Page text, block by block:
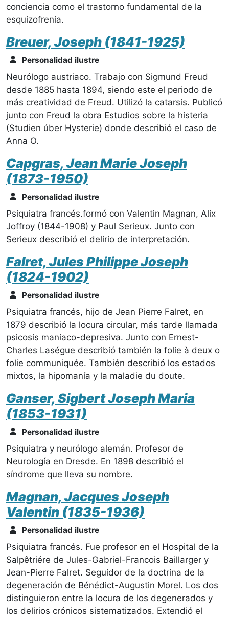
conciencia como el trastorno fundamental de la
esquizofrenia.
Breuer, Joseph (1841-1925)
Personalidad ilustre
Neurólogo austriaco. Trabajo con Sigmund Freud
desde 1885 hasta 1894, siendo este el periodo de
más creatividad de Freud. Utilizó la catarsis. Publicó
junto con Freud la obra Estudios sobre la histeria
(Studien úber Hysterie) donde describió el caso de
Anna O.
Capgras, Jean Marie Joseph
(1873-1950)
Personalidad ilustre
Psiquiatra francés.formó con Valentin Magnan, Alix
Joffroy (1844-1908) y Paul Serieux. Junto con
Serieux describió el delirio de interpretación.
Falret, Jules Philippe Joseph
(1824-1902)
Personalidad ilustre
Psiquiatra francés, hijo de Jean Pierre Falret, en
1879 describió la locura circular, más tarde llamada
psicosis maniaco-depresiva. Junto con Ernest-
Charles Laségue describió también la folie à deux o
folie communiquée. También describió los estados
mixtos, la hipomanía y la maladie du doute.
Ganser, Sigbert Joseph Maria
(1853-1931)
Personalidad ilustre
Psiquiatra y neurólogo alemán. Profesor de
Neurología en Dresde. En 1898 describió el
síndrome que lleva su nombre.
Magnan, Jacques Joseph
Valentin (1835-1936)
Personalidad ilustre
Psiquiatra francés. Fue profesor en el Hospital de la
Salpêtriére de Jules-Gabriel-Francois Baillarger y
Jean-Pierre Falret. Seguidor de la doctrina de la
degeneración de Bénédict-Augustin Morel. Los dos
distinguieron entre la locura de los degenerados y
los delirios crónicos sistematizados. Extendió el